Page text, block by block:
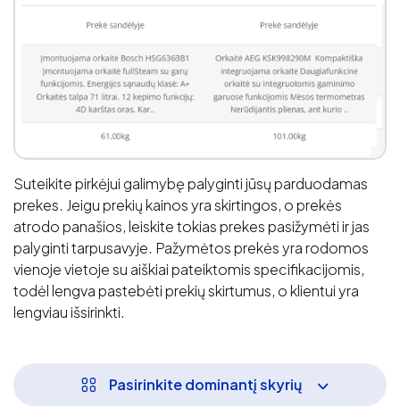
Suteikite pirkėjui galimybę palyginti jūsų parduodamas
prekes. Jeigu prekių kainos yra skirtingos, o prekės
atrodo panašios, leiskite tokias prekes pasižymėti ir jas
palyginti tarpusavyje. Pažymėtos prekės yra rodomos
vienoje vietoje su aiškiai pateiktomis specifikacijomis,
todėl lengva pastebėti prekių skirtumus, o klientui yra
lengviau išsirinkti.
Pasirinkite dominantį skyrių